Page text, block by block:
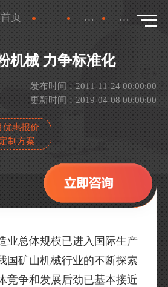
首页 新闻 行业新闻 详情
机械 力争标准化
发布时间：2011-11-24 00:00:00
更新时间：2019-04-08 00:00:00
优惠报价
制方案
业总体规模已进入国际生产
国矿山机械行业的不断探索
竞争和发展后劲已基本接近